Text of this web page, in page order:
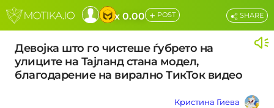
x 0.00 + POST
Девојка што го чистеше ѓубрето на
улиците на Тајланд стана модел,
благодарение на вирално ТикТок видео
Кристина Гиева
SHARE